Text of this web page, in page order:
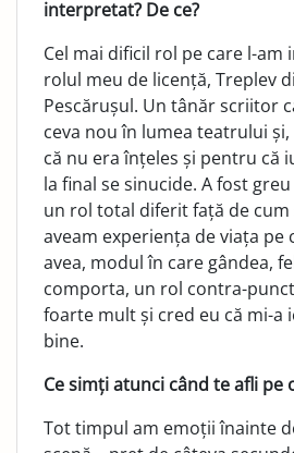
interpretat? De ce?
Cel mai dificil rol pe care l-
rolul meu de licență, Treplev
Pescărușul. Un tânăr scriitor
ceva nou în lumea teatrului
că nu era înțeles și pentru că
la final se sinucide. A fost
un rol total diferit față de
aveam experiența de viața pe
avea, modul în care gândea,
comporta, un rol contra-
foarte mult și cred eu că mi-a
bine.
Ce simți atunci când te afli pe
Tot timpul am emoții înainte